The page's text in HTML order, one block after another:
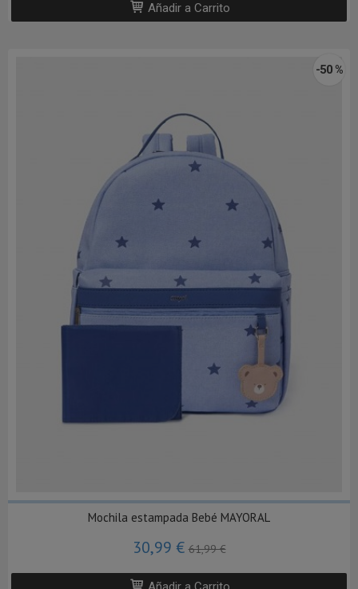
Añadir a Carrito
-50 %
Mochila estampada Bebé MAYORAL
30,99 €61,99 €